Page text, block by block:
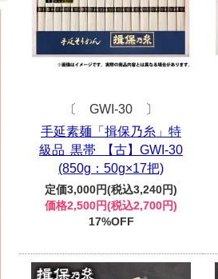
〔 GWI-30 〕
手延素麺「揖保乃糸」特
級品 黒帯 【古】GWI-30
(850g：50g×17把)
定価3,000円(税込3,240円)
価格2,500円(税込2,700円)
17%OFF